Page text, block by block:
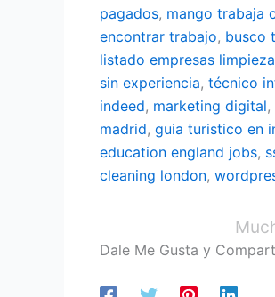
pagados, mango trabaja
encontrar trabajo, busco
listado empresas limpieza
sin experiencia, técnico
indeed, marketing digital,
madrid, guia turistico en
education england jobs,
cleaning london,
Dale Me Gusta y